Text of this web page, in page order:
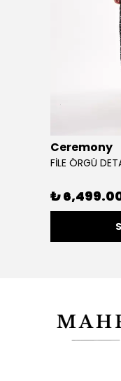
Ceremony
FİLE ÖRGÜ
₺